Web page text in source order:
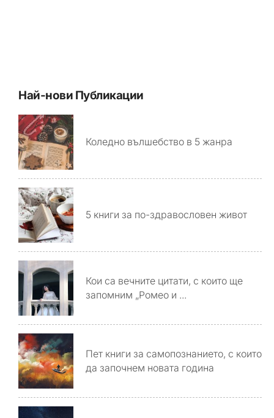
Най-нови Публикации
Коледно вълшебство в 5 жанра
5 книги за по-здравословен живот
Кои са вечните цитати, с които ще
запомним „Ромео и ...
Пет книги за самопознанието, с които
да започнем новата година